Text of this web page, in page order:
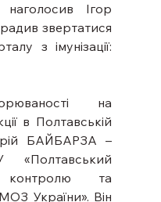
Ігор
звертатися
на
в Полтавській
БАЙБАРЗА –
«Полтавський
та
України». Він